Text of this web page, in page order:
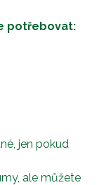
potřebovat:
jen pokud
ale můžete